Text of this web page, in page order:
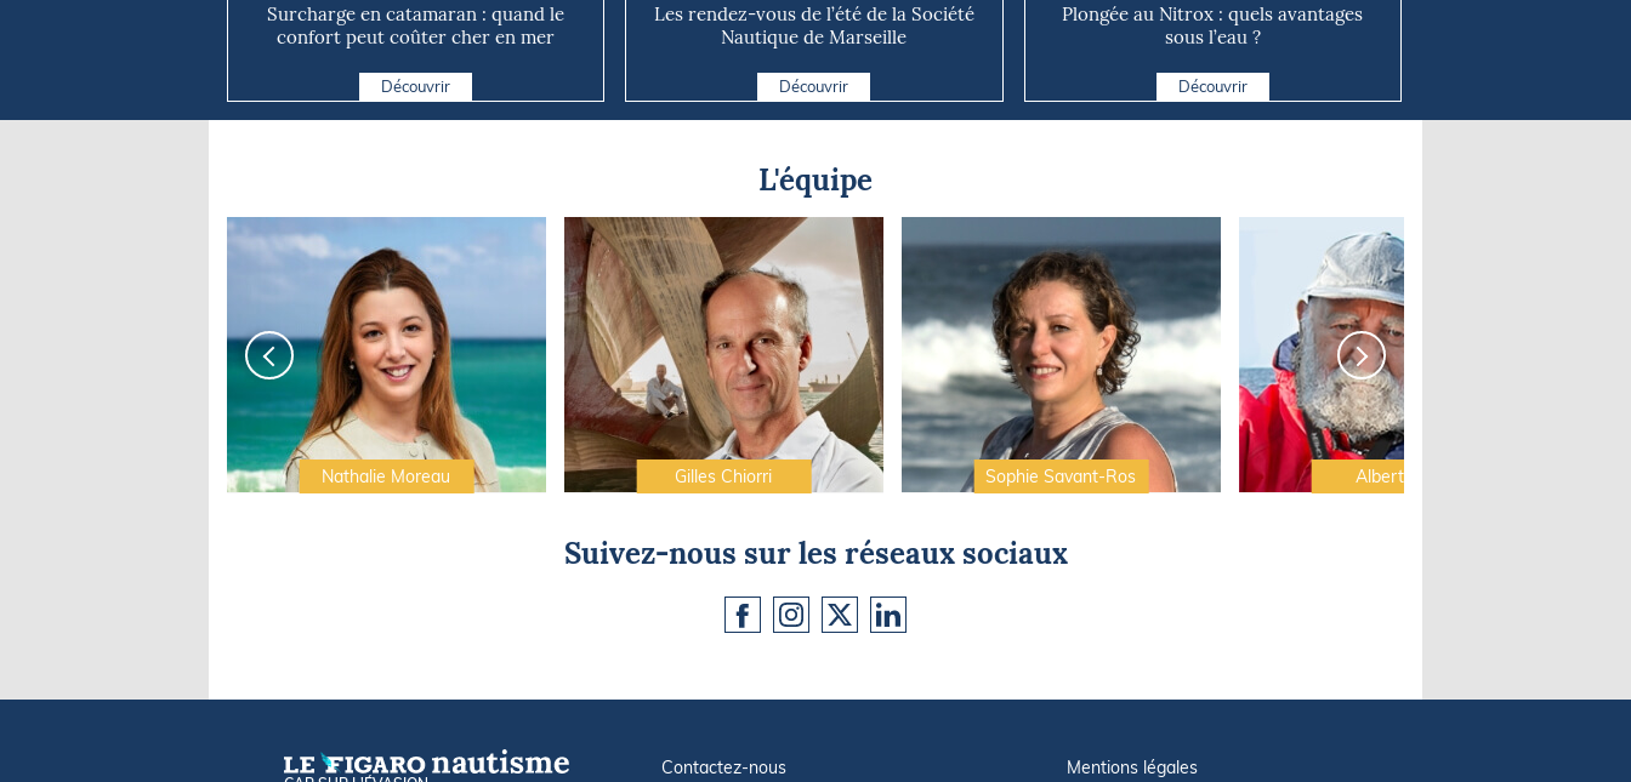
Surcharge en catamaran : quand le
confort peut coûter cher en mer
Découvrir
Les rendez-vous de l’été de la Société
Nautique de Marseille
Découvrir
Plongée au Nitrox : quels avantages
sous l’eau ?
Découvrir
L'équipe
Nathalie Moreau Gilles Chiorri Sophie Savant-Ros Albert Brel
Suivez-nous sur les réseaux sociaux
Contactez-nous Mentions légales